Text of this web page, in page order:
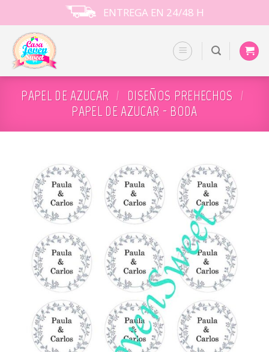
to
content
ENTREGA EN 24/48 H
PAPEL DE AZUCAR / DISEÑOS PREHECHOS /
PAPEL DE AZUCAR - BODA